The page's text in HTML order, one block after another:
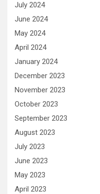
July 2024
June 2024
May 2024
April 2024
January 2024
December 2023
November 2023
October 2023
September 2023
August 2023
July 2023
June 2023
May 2023
April 2023